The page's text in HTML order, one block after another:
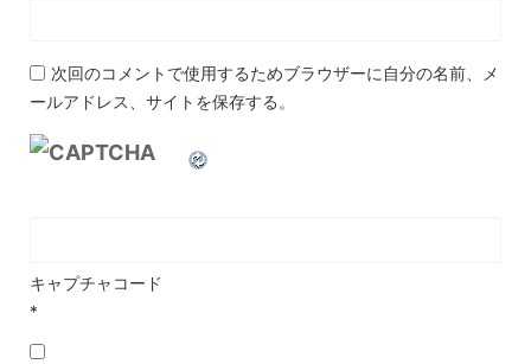
次回のコメントで使用するためブラウザーに自分の名前、メ
ールアドレス、サイトを保存する。
キャプチャコード
*